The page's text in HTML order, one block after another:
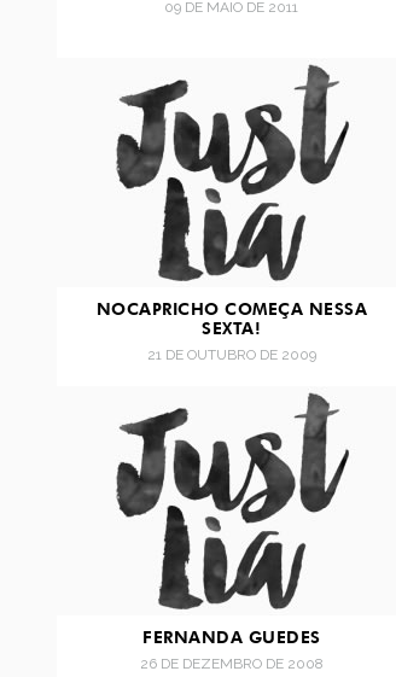
09 DE MAIO DE 2011
NOCAPRICHO COMEÇA NESSA
SEXTA!
21 DE OUTUBRO DE 2009
FERNANDA GUEDES
26 DE DEZEMBRO DE 2008